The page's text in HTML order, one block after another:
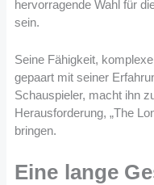
hervorragende Wahl für
sein​​.
Seine Fähigkeit,
gepaart mit seiner
Schauspieler, macht ihn
Herausforderung, „The
bringen.
Eine lange